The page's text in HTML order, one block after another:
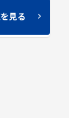
見る